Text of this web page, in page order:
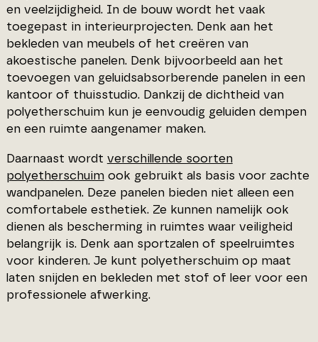
en veelzijdigheid. In de bouw wordt het vaak
toegepast in interieurprojecten. Denk aan het
bekleden van meubels of het creëren van
akoestische panelen. Denk bijvoorbeeld aan het
toevoegen van geluidsabsorberende panelen in een
kantoor of thuisstudio. Dankzij de dichtheid van
polyetherschuim kun je eenvoudig geluiden dempen
en een ruimte aangenamer maken.
Daarnaast wordt verschillende soorten
polyetherschuim ook gebruikt als basis voor zachte
wandpanelen. Deze panelen bieden niet alleen een
comfortabele esthetiek. Ze kunnen namelijk ook
dienen als bescherming in ruimtes waar veiligheid
belangrijk is. Denk aan sportzalen of speelruimtes
voor kinderen. Je kunt polyetherschuim op maat
laten snijden en bekleden met stof of leer voor een
professionele afwerking.